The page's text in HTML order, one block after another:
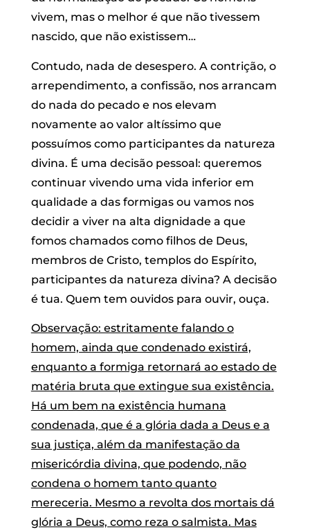
vivem, mas o melhor é que não tivessem
nascido, que não existissem…
Contudo, nada de desespero. A contrição, o
arrependimento, a confissão, nos arrancam
do nada do pecado e nos elevam
novamente ao valor altíssimo que
possuímos como participantes da natureza
divina. É uma decisão pessoal: queremos
continuar vivendo uma vida inferior em
qualidade a das formigas ou vamos nos
decidir a viver na alta dignidade a que
fomos chamados como filhos de Deus,
membros de Cristo, templos do Espírito,
participantes da natureza divina? A decisão
é tua. Quem tem ouvidos para ouvir, ouça.
Observação: estritamente falando o
homem, ainda que condenado existirá,
enquanto a formiga retornará ao estado de
matéria bruta que extingue sua existência.
Há um bem na existência humana
condenada, que é a glória dada a Deus e a
sua justiça, além da manifestação da
misericórdia divina, que podendo, não
condena o homem tanto quanto
mereceria. Mesmo a revolta dos mortais dá
glória a Deus, como reza o salmista. Mas